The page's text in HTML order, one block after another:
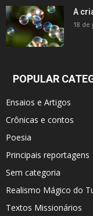
A
18 de
POPULAR
Ensaios e Artigos
Crônicas e contos
Poesia
Principais reportagens
Sem categoria
Realismo Mágico do
Textos Missionários